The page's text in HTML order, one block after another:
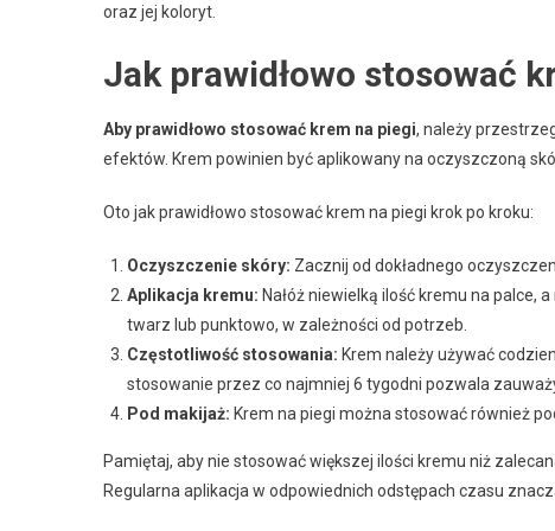
oraz jej koloryt.
Jak prawidłowo stosować
Aby prawidłowo stosować krem na piegi, należy
efektów. Krem powinien być aplikowany na oczyszczoną
Oto jak prawidłowo stosować krem na piegi krok po kroku:
Oczyszczenie skóry: Zacznij od dokładnego
Aplikacja kremu: Nałóż niewielką ilość kremu na palce,
twarz lub punktowo, w zależności od potrzeb.
Częstotliwość stosowania: Krem należy używać
stosowanie przez co najmniej 6 tygodni pozwala
Pod makijaż: Krem na piegi można stosować również
Pamiętaj, aby nie stosować większej ilości kremu niż
Regularna aplikacja w odpowiednich odstępach czasu